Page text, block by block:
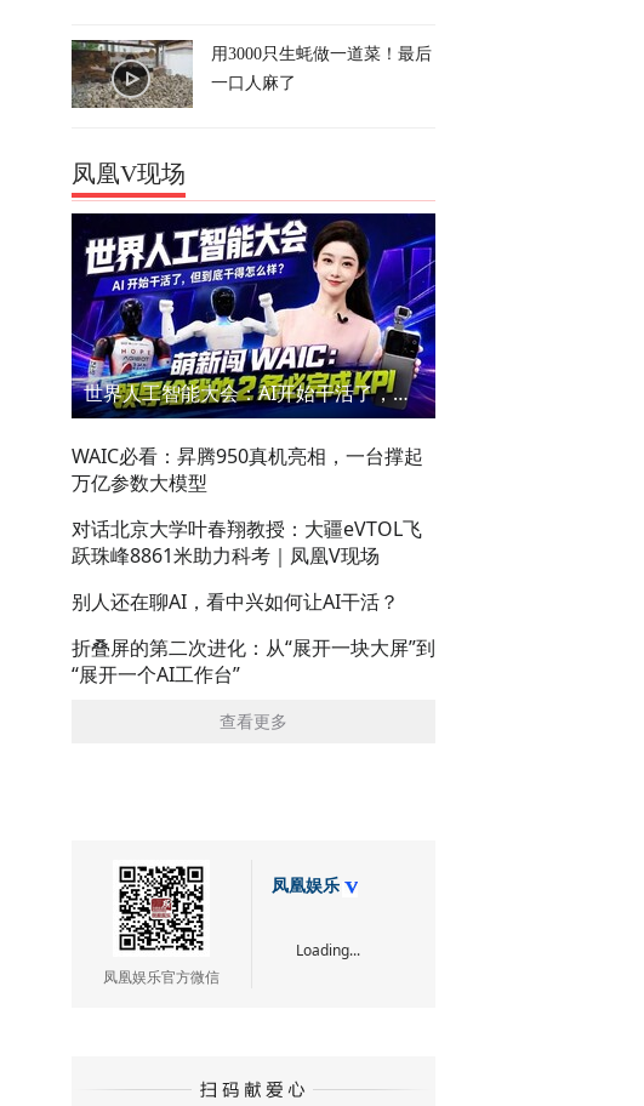
用3000只生蚝做一道菜！最后
一口人麻了
凤凰V现场
世界人工智能大会：AI开始干活了，但到底干的怎么样？萌新闯WAIC
WAIC必看：昇腾950真机亮相，一台撑起
万亿参数大模型
对话北京大学叶春翔教授：大疆eVTOL飞
跃珠峰8861米助力科考｜凤凰V现场
别人还在聊AI，看中兴如何让AI干活？
折叠屏的第二次进化：从“展开一块大屏”到
“展开一个AI工作台”
查看更多
凤凰娱乐官方微信
凤凰娱乐
Loading...